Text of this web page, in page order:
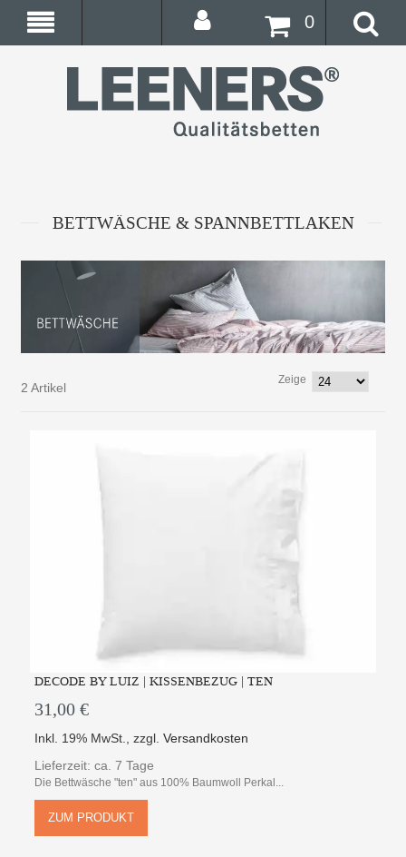
0
BETTWÄSCHE & SPANNBETTLAKEN
2 Artikel
Zeige
DECODE BY LUIZ | KISSENBEZUG | TEN
31,00 €
Inkl. 19% MwSt. ,zzgl.Versandkosten
Lieferzeit: ca. 7 Tage
Die Bettwäsche "ten" aus 100% Baumwoll Perkal...
ZUM PRODUKT